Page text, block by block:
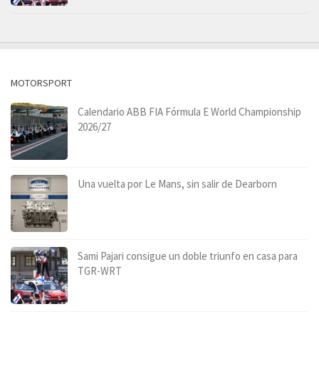
MOTORSPORT
Calendario ABB FIA Fórmula E World Championship
2026/27
Una vuelta por Le Mans, sin salir de Dearborn
Sami Pajari consigue un doble triunfo en casa para
TGR-WRT